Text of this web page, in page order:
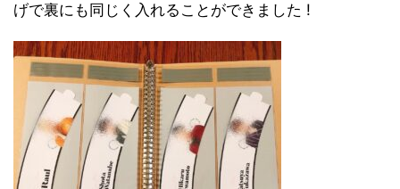
げで裏にも同じく入れることができました !